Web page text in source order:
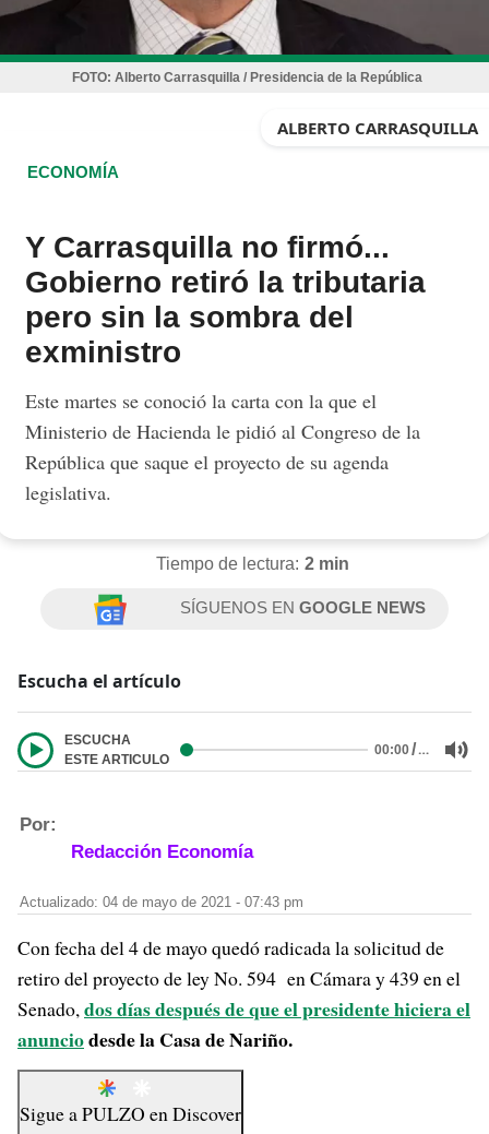
FOTO: Alberto Carrasquilla / Presidencia de la República
ALBERTO CARRASQUILLA
ECONOMÍA
Y Carrasquilla no firmó...
Gobierno retiró la tributaria
pero sin la sombra del
exministro
Este martes se conoció la carta con la que el
Ministerio de Hacienda le pidió al Congreso de la
República que saque el proyecto de su agenda
legislativa.
Tiempo de lectura: 2 min
SÍGUENOS ENGOOGLE NEWS
Escucha el artículo
ESCUCHA
ESTE ARTICULO
00:00/…
Por:
Redacción Economía
Actualizado: 04 de mayo de 2021 - 07:43 pm
Con fecha del 4 de mayo quedó radicada la solicitud de
retiro del proyecto de ley No. 594 en Cámara y 439 en el
Senado,dos días después de que el presidente hiciera el
anunciodesde la Casa de Nariño.
Sigue aPULZO enDiscover